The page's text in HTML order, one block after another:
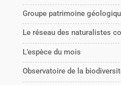
Groupe patrimoine
Le réseau des naturalistes
L’espèce du mois
Observatoire de la